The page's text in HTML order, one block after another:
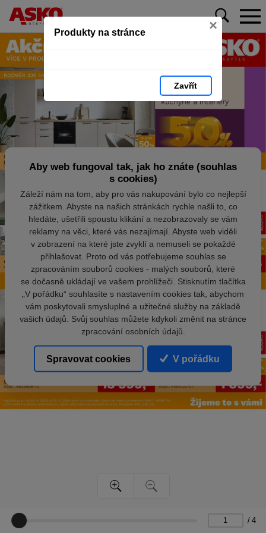
Produkty na stránce ×
Zavřít
/ 4
Aby web fungoval tak, jak ho znáte (souhlas
s cookies)
Záleží nám na tom, aby pro vás nakupování bylo co nejlepší
zážitkem. Abyste na našich stránkách rychle našli to, co
hledáte, ušetřili spoustu klikání a nezobrazovaly se vám
reklamy na věci, které vás nezajímají. Abyste web viděli
v zobrazení na které jste zvyklí a nemuseli se pokaždé
přihlašovat. Proto od vás potřebujeme souhlas se
zpracováním souborů cookies - malých souborů, které
se dočasně ukládají ve vašem prohlížeči. Stisknutím tlačítka
„V pořádku“ souhlasíte s nastavením cookies tak, abychom
vám poskytovali smysluplné a užitečné služby na základě
vašich údajů. Svůj souhlas můžete kdykoli změnit na stránce
zpracování osobních údajů.
Spravovat cookies V pořádku